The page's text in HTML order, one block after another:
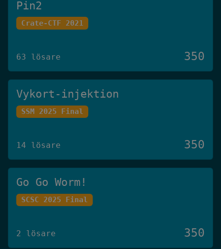
Pin2
Crate-CTF 2021
63 lösare 350
Vykort-injektion
SSM 2025 Final
14 lösare 350
Go Go Worm!
SCSC 2025 Final
2 lösare 350